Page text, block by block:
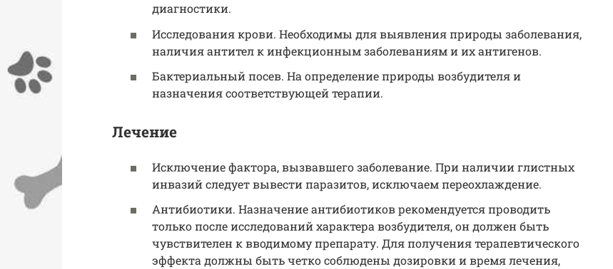
диагностики.
Исследования крови. Необходимы для выявления природы заболевания,
наличия антител к инфекционным заболеваниям и их антигенов.
Бактериальный посев. На определение природы возбудителя и
назначения соответствующей терапии.
Лечение
Исключение фактора, вызвавшего заболевание. При наличии глистных
инвазий следует вывести паразитов, исключаем переохлаждение.
Антибиотики. Назначение антибиотиков рекомендуется проводить
только после исследований характера возбудителя, он должен быть
чувствителен к вводимому препарату. Для получения терапевтического
эффекта должны быть четко соблюдены дозировки и время лечения,